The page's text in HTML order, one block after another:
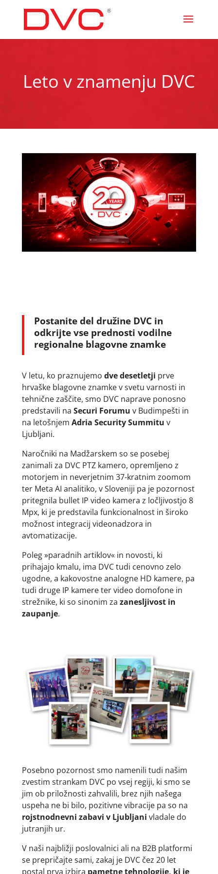
Leto v znamenju DVC
Postanite del družine DVC in
odkrijte vse prednosti vodilne
regionalne blagovne znamke
V letu, ko praznujemo dve desetletji prve
hrvaške blagovne znamke v svetu varnosti in
tehnične zaščite, smo DVC naprave ponosno
predstavili na Securi Forumu v Budimpešti in
na letošnjem Adria Security Summitu v
Ljubljani.
Naročniki na Madžarskem so se posebej
zanimali za DVC PTZ kamero, opremljeno z
motorjem in neverjetnim 37-kratnim zoomom
ter Meta AI analitiko, v Sloveniji pa je pozornost
pritegnila bullet IP video kamera z ločljivostjo 8
Mpx, ki je predstavila funkcionalnost in široko
možnost integracij videonadzora in
avtomatizacije.
Poleg »paradnih artiklov« in novosti, ki
prihajajo kmalu, ima DVC tudi cenovno zelo
ugodne, a kakovostne analogne HD kamere, pa
tudi druge IP kamere ter video domofone in
strežnike, ki so sinonim za zanesljivost in
zaupanje.
Posebno pozornost smo namenili tudi našim
zvestim strankam DVC po vsej regiji, ki smo se
jim ob priložnosti zahvalili, brez njih našega
uspeha ne bi bilo, pozitivne vibracije pa so na
rojstnodnevni zabavi v Ljubljani vladale do
jutranjih ur.
V naši najbližji poslovalnici ali na B2B platformi
se prepričajte sami, zakaj je DVC čez 20 let
postal prva izbira pametne tehnologije, ki je